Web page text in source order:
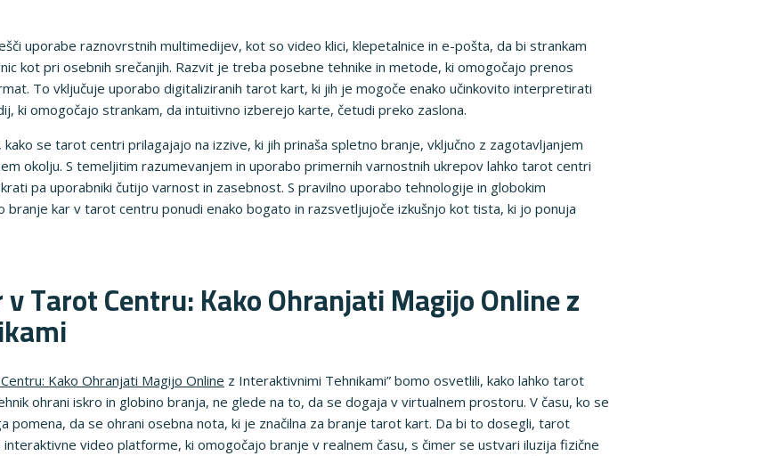
uporabe raznovrstnih multimedijev, kot so video klici, klepetalnice in e-pošta, da bi strankam
kot pri osebnih srečanjih. Razvit je treba posebne tehnike in metode, ki omogočajo prenos
To vključuje uporabo digitaliziranih tarot kart, ki jih je mogoče enako učinkovito interpretirati
ki omogočajo strankam, da intuitivno izberejo karte, četudi preko zaslona.
se tarot centri prilagajajo na izzive, ki jih prinaša spletno branje, vključno z zagotavljanjem
okolju. S temeljitim razumevanjem in uporabo primernih varnostnih ukrepov lahko tarot centri
pa uporabniki čutijo varnost in zasebnost. S pravilno uporabo tehnologije in globokim
kar v tarot centru ponudi enako bogato in razsvetljujoče izkušnjo kot tista, ki jo ponuja
Tarot Centru: Kako Ohranjati Magijo Online z
Kako Ohranjati Magijo Online z Interaktivnimi Tehnikami” bomo osvetlili, kako lahko tarot
ohrani iskro in globino branja, ne glede na to, da se dogaja v virtualnem prostoru. V času, ko se
pomena, da se ohrani osebna nota, ki je značilna za branje tarot kart. Da bi to dosegli, tarot
video platforme, ki omogočajo branje v realnem času, s čimer se ustvari iluzija fizične